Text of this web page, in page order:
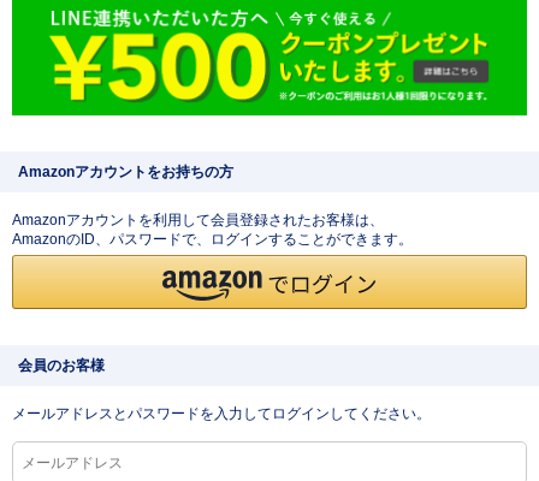
Amazonアカウントをお持ちの方
Amazonアカウントを利用して会員登録されたお客様は、
AmazonのID、パスワードで、ログインすることができます。
会員のお客様
メールアドレスとパスワードを入力してログインしてください。